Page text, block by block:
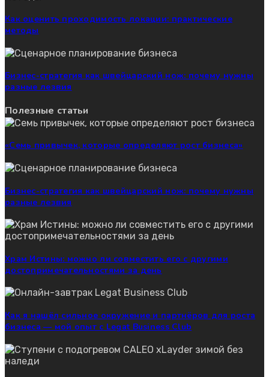
Как оценить проходимость локации: практические
методы
Бизнес-стратегия как швейцарский нож: почему нужны
разные лезвия
Полезные статьи
«Семь привычек, которые определяют рост бизнеса»
Бизнес-стратегия как швейцарский нож: почему нужны
разные лезвия
Храм Истины: можно ли совместить его с другими
достопримечательностями за день
Как я нашёл сильное окружение и партнёров для роста
бизнеса — мой опыт с Legat Business Club